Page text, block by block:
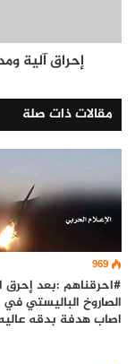
إحراق آلية
مقالات ذات صلة
969
#احرقناهم :بعد إحرق
الصاروخ الباليستي في
اصاب هدفة بدقه